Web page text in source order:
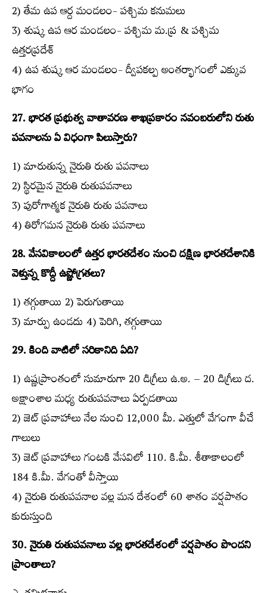
2) తేమ ఉప ఆర్ద మండలం- పశ్చిమ కనుమలు
3) శుష్క ఉప ఆర మండలం- పశ్చిమ మ.ప్ర & పశ్చిమ
ఉత్తరప్రదేశ్‌
4) ఉప శుష్క ఆర మండలం- ద్వీపకల్ప అంతర్భాగంలో ఎక్కువ
భాగం
27. భారత ప్రభుత్వ వాతావరణ శాఖప్రకారం నవంబరులోని రుతు
పవనాలను ఏ విధంగా పిలుస్తారు?
1) మారుతున్న నైరుతి రుతు పవనాలు
2) స్థిరమైన నైరుతి రుతుపవనాలు
3) పురోగాత్మక నైరుతి రుతు పవనాలు
4) తిరోగమన నైరుతి రుతు పవనాలు
28. వేసవికాలంలో ఉత్తర భారతదేశం నుంచి దక్షిణ భారతదేశానికి
వెళ్తున్న కొద్దీ ఉష్ణోగ్రతలు?
1) తగ్గుతాయి 2) పెరుగుతాయి
3) మార్పు ఉండదు 4) పెరిగి, తగ్గుతాయి
29. కింది వాటిలో సరికానిది ఏది?
1) ఉష్ణప్రాంతంలో సుమారుగా 20 డిగ్రీలు ఉ.అ. – 20 డిగ్రీలు ద.
అక్షాంశాల మధ్య రుతుపవనాలు ఏర్పడతాయి
2) జెట్‌ ప్రవాహాలు నేల నుంచి 12,000 మీ. ఎత్తులో వేగంగా వీచే
గాలులు
3) జెట్‌ ప్రవాహాలు గంటకి వేసవిలో 110. కి.మీ. శీతాకాలంలో
184 కి.మీ. వేగంతో వీస్తాయి
4) నైరుతి రుతుపవనాల వల్ల మన దేశంలో 60 శాతం వర్షపాతం
కురుస్తుంది
30. నైరుతి రుతుపవనాలు వల్ల భారతదేశంలో వర్షపాతం పొందని
ప్రాంతాలు?